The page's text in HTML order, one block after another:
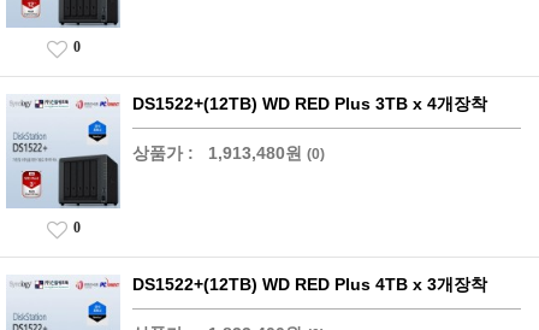
0
DS1522+(12TB) WD RED Plus 3TB x 4개장착
상품가 : 1,913,480원 (0)
0
DS1522+(12TB) WD RED Plus 4TB x 3개장착